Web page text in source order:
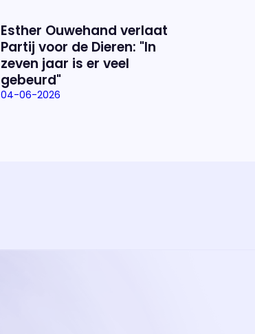
Esther Ouwehand verlaat
Partij voor de Dieren: "In
zeven jaar is er veel
gebeurd"
04-06-2026